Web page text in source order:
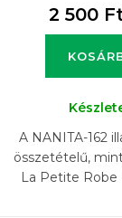
2 500
A NANITA-162
összetételű,
La Petite Robe